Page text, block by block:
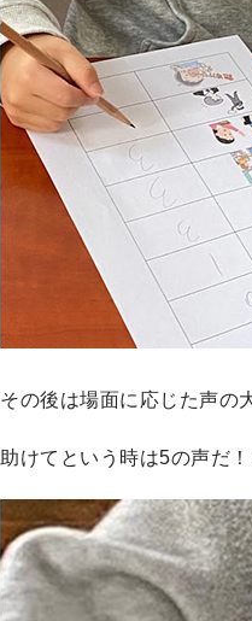
その後は場面に応じた声の
助けてという時は5の声だ